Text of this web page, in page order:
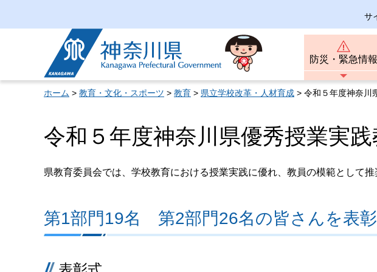
サ
神奈川県
防災・緊急情報
ホーム > 教育・文化・スポーツ > 教育 > 県立学校改革・人材育成 > 令和５年度神奈川
令和５年度神奈川県優秀授業実
県教育委員会では、学校教育における授業実践に優れ、教員の模範として推
第1部門19名 第2部門26名の皆さんを表